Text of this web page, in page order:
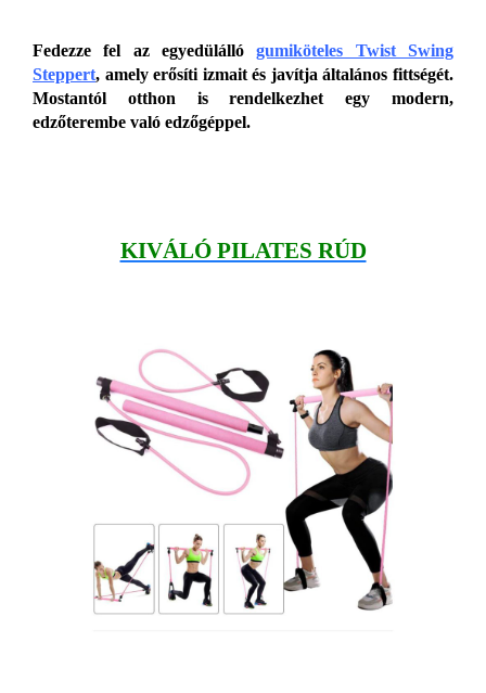
Fedezze fel az egyedülállógumiköteles Twist Swing
Steppert, amely erősíti izmait és javítja általános fittségét.
Mostantól otthon is rendelkezhet egy modern,
edzőterembe való edzőgéppel.
KIVÁLÓ PILATES RÚD